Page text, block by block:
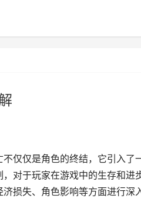
不仅仅是角色的终结，它引入
对于玩家在游戏中的生存和进
损失、角色影响等方面进行深